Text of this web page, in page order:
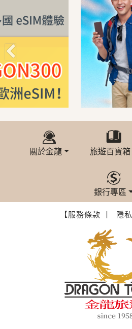
關於金龍 旅遊百寶箱
銀行專區
【服務條款 丨 隱